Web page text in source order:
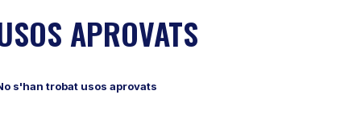
APROVATS
s'han trobat usos aprovats